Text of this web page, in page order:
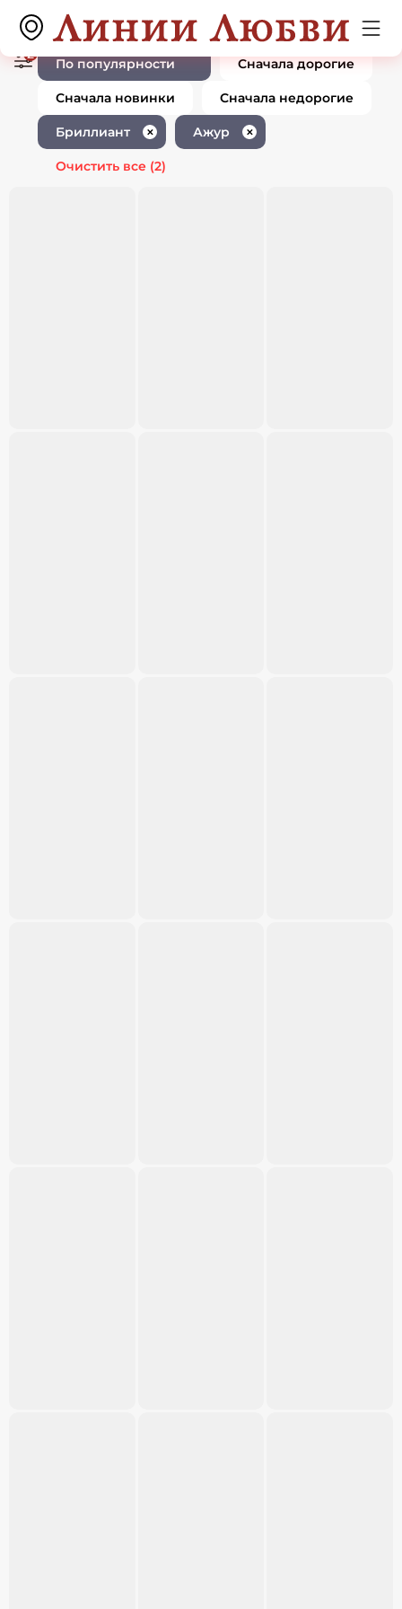
Ювелирные изделия с
бриллиантом ажур
0 товаров
2
По популярности Сначала дорогие
Сначала новинки Сначала недорогие
Бриллиант ✕ Ажур ✕
Очистить все (2)